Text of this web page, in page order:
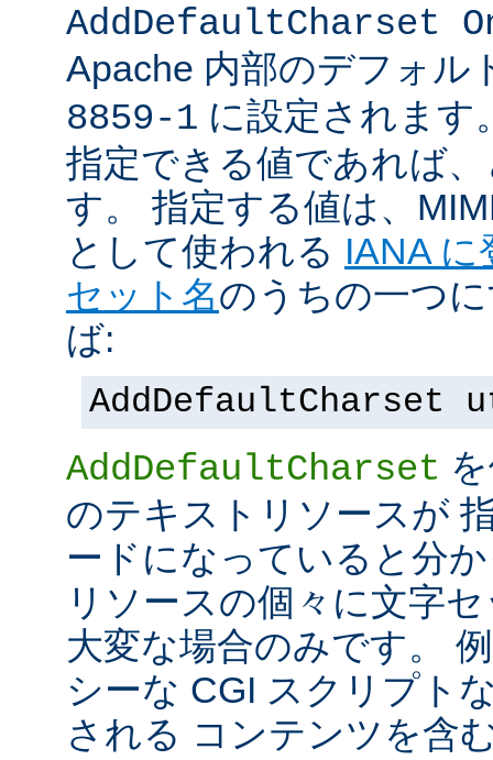
AddDefaultCharset
Apache 内部のデフォル
8859-1 に設定されま
指定できる値であれば
す。 指定する値は、
として使われる IANA
セット名のうちの一つ
ば:
AddDefaultCharset
AddDefaultCharset
のテキストリソースが
ードになっていると分
リソースの個々に文字
大変な場合のみです。
シーな CGI スクリプト
される コンテンツを含